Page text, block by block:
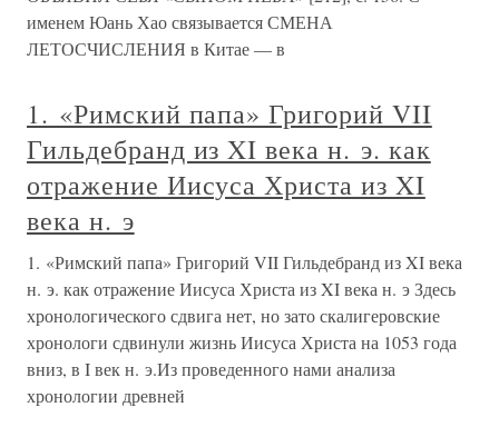
именем Юань Хао связывается СМЕНА
ЛЕТОСЧИСЛЕНИЯ в Китае — в
1. «Римский папа» Григорий VII
Гильдебранд из XI века н. э. как
отражение Иисуса Христа из XI
века н. э
1. «Римский папа» Григорий VII Гильдебранд из XI века
н. э. как отражение Иисуса Христа из XI века н. э Здесь
хронологического сдвига нет, но зато скалигеровские
хронологи сдвинули жизнь Иисуса Христа на 1053 года
вниз, в I век н. э.Из проведенного нами анализа
хронологии древней